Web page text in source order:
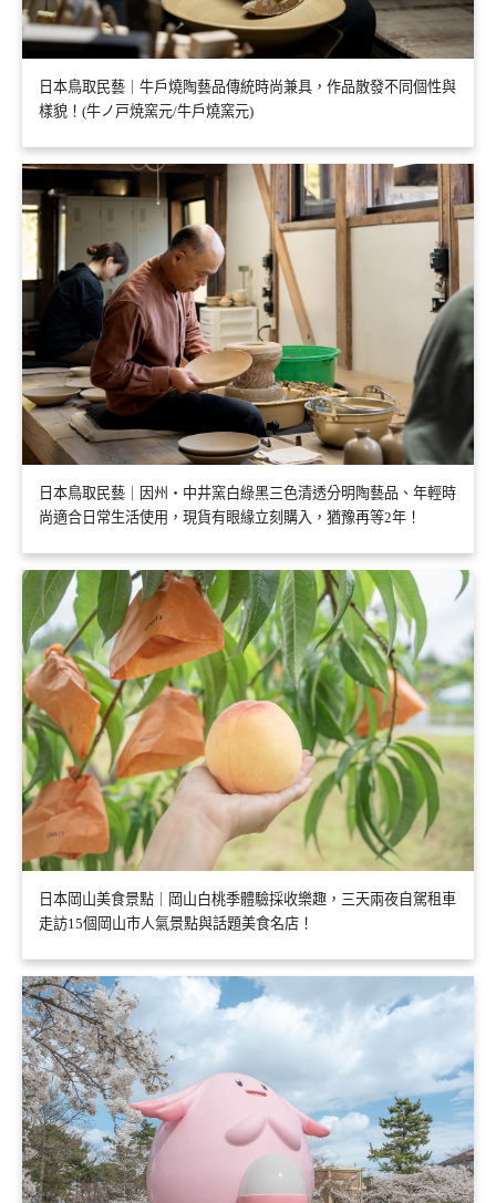
日本鳥取民藝｜牛戶燒陶藝品傳統時尚兼具，作品散發不同個性與
樣貌！(牛ノ戸焼窯元/牛戶燒窯元)
日本鳥取民藝｜因州・中井窯白綠黑三色清透分明陶藝品、年輕時
尚適合日常生活使用，現貨有眼緣立刻購入，猶豫再等2年！
日本岡山美食景點｜岡山白桃季體驗採收樂趣，三天兩夜自駕租車
走訪15個岡山市人氣景點與話題美食名店！